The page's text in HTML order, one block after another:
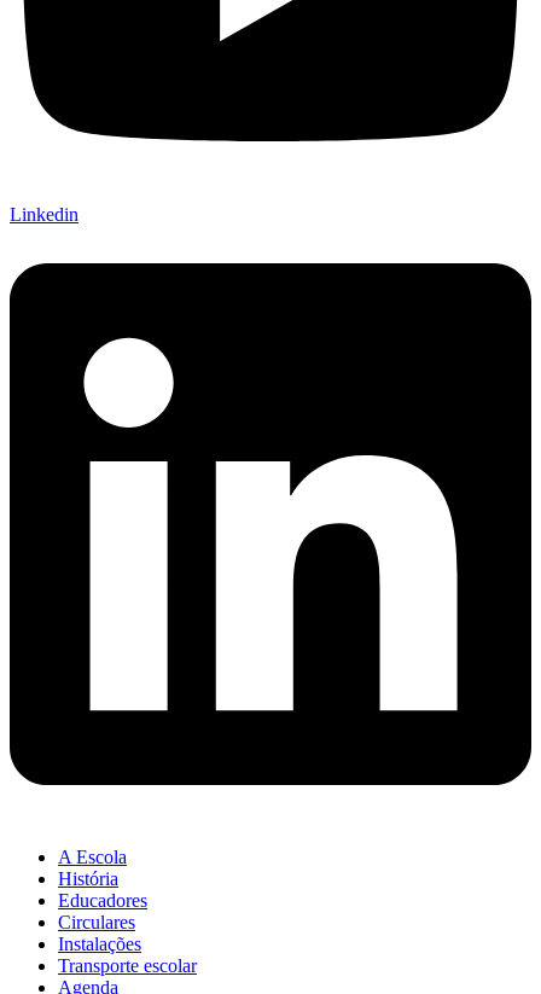
Linkedin
A Escola
História
Educadores
Circulares
Instalações
Transporte escolar
Agenda